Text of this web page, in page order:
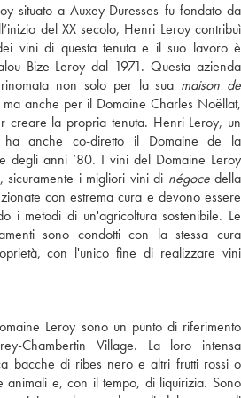
situato a Auxey-Duresses fu fondato da
del XX secolo, Henri Leroy contribuì
vini di questa tenuta e il suo lavoro è
Bize-Leroy dal 1971. Questa azienda
non solo per la sua maison de
anche per il Domaine Charles Noëllat,
creare la propria tenuta. Henri Leroy, un
ha anche co-diretto il Domaine de la
degli anni ’80. I vini del Domaine Leroy
sicuramente i migliori vini di négocedella
con estrema cura e devono essere
i metodi di un'agricoltura sostenibile. Le
sono condotti con la stessa cura
con l'unico fine di realizzare vini
Leroy sono un punto di riferimento
Chambertin Village. La loro intensa
bacche di ribes nero e altri frutti rossi o
animali e, con il tempo, di liquirizia. Sono